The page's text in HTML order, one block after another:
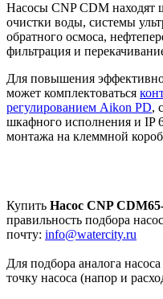
Насосы CNP CDM находят
очистки воды, системы
обратного осмоса,
фильтрация и
Для повышения
может комплектоваться
регулированием Aikon PD,
шкафного исполнения и IP
монтажа на клеммной
Купить Насос CNP
правильность подбора
почту: info@watercity.ru
Для подбора аналога
точку насоса (напор и